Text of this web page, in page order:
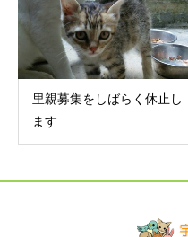
里親募集をしばらく休止し
ます